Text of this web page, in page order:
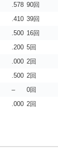
.578 90回
.410 39回
.500 16回
.200 5回
.000 2回
.500 2回
– 0回
.000 2回